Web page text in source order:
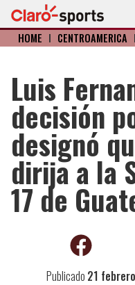
HOME I CENTROAMERICA I
Luis
decisión
designó
dirija a la
17 de
Publicado 21